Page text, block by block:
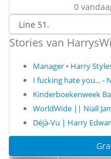
0
Stories van
Manager • Harry
I fucking hate you... -
Kinderboekenweek
WorldWide || Niall
Déjà-Vu | Harry